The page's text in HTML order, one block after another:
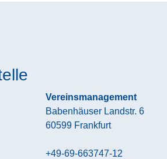
Vereinsmanagement
Babenhäuser Landstr. 6
60599 Frankfurt
+49-69-663747-12